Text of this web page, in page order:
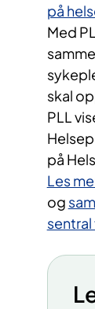
på
Med
skal
PLL
på
Les
og